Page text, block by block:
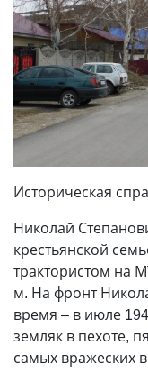
Историческая
Николай
крестьянской
трактористом на
м. На фронт
время – в июле
земляк в пехоте,
самых вражеских